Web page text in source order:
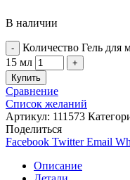
В наличии
Количество Гель для
15 мл
Купить
Сравнение
Список желаний
Артикул: 111573
Поделиться
Facebook Twitter Email
Описание